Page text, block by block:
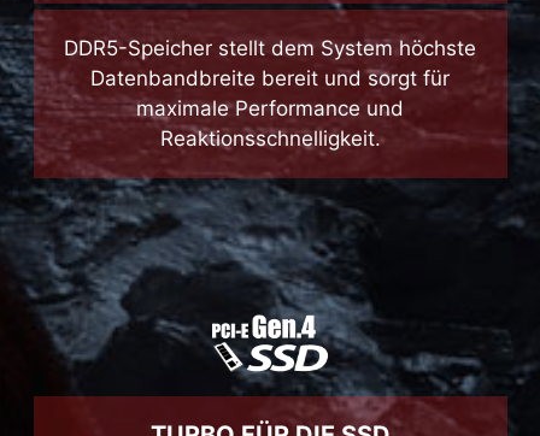
SCHNELLSTER SPEICHER
DDR5-Speicher stellt dem System höchste
Datenbandbreite bereit und sorgt für
maximale Performance und
Reaktionsschnelligkeit.